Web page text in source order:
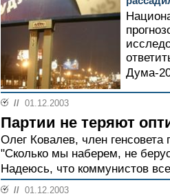
Дума-
// 01.12.2003
Партии не теряют
Олег Ковалев, член
"Сколько мы наберем, не
Надеюсь, что коммунистов
// 01.12.2003